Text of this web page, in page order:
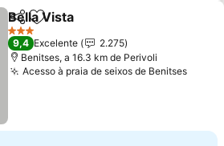
PartilharAdicionar aos favoritos
Bella Vista
3 Estrelas
9,4 Excelente
2.275
Benitses, a 16.3 km de Perivoli
Acesso à praia de seixos de BenitsesVer